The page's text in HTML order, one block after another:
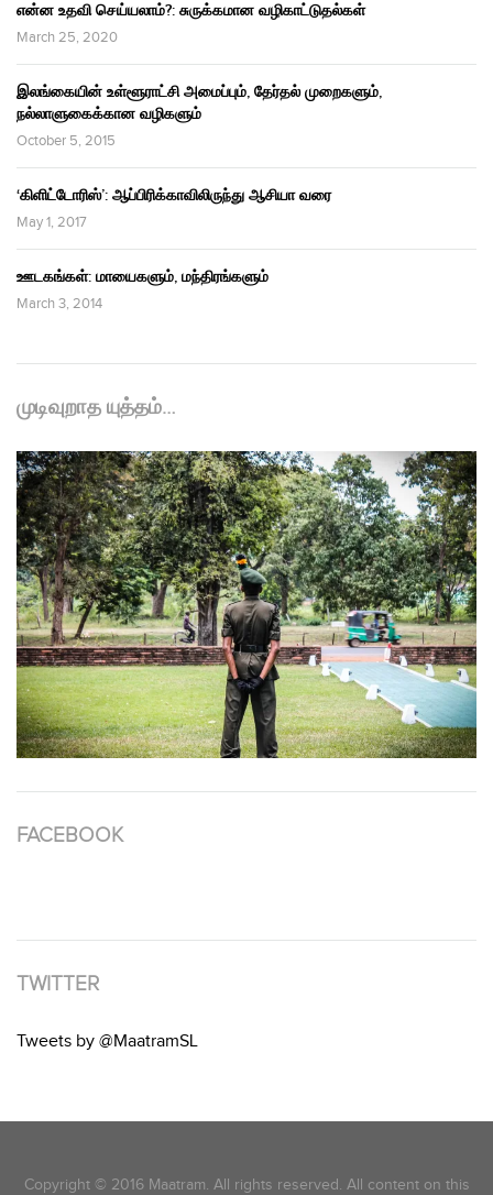
என்ன உதவி செய்யலாம்?: சுருக்கமான வழிகாட்டுதல்கள்
March 25, 2020
இலங்கையின் உள்ளூராட்சி அமைப்பும், தேர்தல் முறைகளும்,
நல்லாளுகைக்கான வழிகளும்
October 5, 2015
‘கிளிட்டோரிஸ்’: ஆப்பிரிக்காவிலிருந்து ஆசியா வரை
May 1, 2017
ஊடகங்கள்: மாயைகளும், மந்திரங்களும்
March 3, 2014
முடிவுறாத யுத்தம்…
FACEBOOK
TWITTER
Tweets by @MaatramSL
Copyright © 2016 Maatram. All rights reserved. All content on this